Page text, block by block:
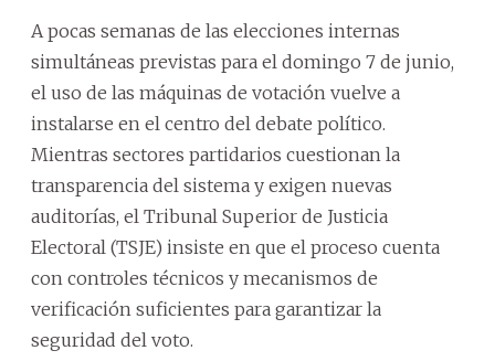
A pocas semanas de las elecciones internas
simultáneas previstas para el domingo 7 de junio,
el uso de las máquinas de votación vuelve a
instalarse en el centro del debate político.
Mientras sectores partidarios cuestionan la
transparencia del sistema y exigen nuevas
auditorías, el Tribunal Superior de Justicia
Electoral (TSJE) insiste en que el proceso cuenta
con controles técnicos y mecanismos de
verificación suficientes para garantizar la
seguridad del voto.